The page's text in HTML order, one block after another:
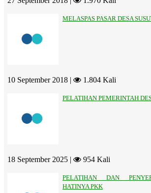
MELASPAS PASAR DESA
10 September 2018 | 1.804 Kali
PELATIHAN PEMERINTAH
18 September 2025 | 954 Kali
PELATIHAN DAN
HATINYA PKK